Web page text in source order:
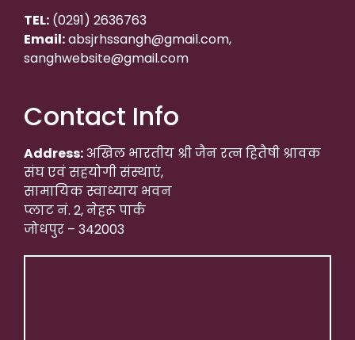
TEL: (0291) 2636763
Email:absjrhssangh@gmail.com,
sanghwebsite@gmail.com
Contact Info
Address:अखिल भारतीय श्री जैन रत्न हितैषी श्रावक
संघ एवं सहयोगी संस्थाएं,
सामायिक स्वाध्याय भवन
प्लाट नं. 2, नेहरू पार्क
जोधपुर – 342003